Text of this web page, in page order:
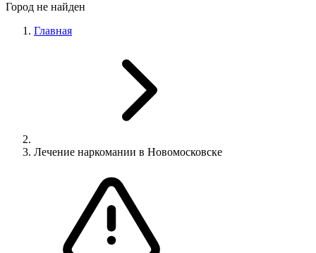
Город не найден
Главная
Лечение наркомании в Новомосковске